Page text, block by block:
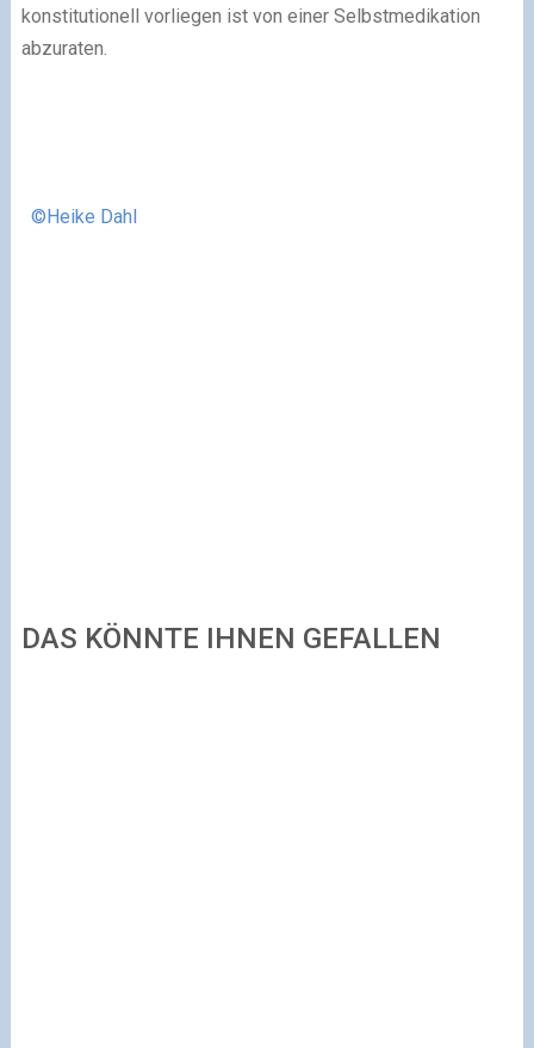
konstitutionell vorliegen ist von einer Selbstmedikation
abzuraten.
©Heike Dahl
DAS KÖNNTE IHNEN GEFALLEN